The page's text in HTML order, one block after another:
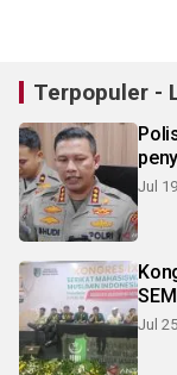
Terpopuler -
Jul
Jul